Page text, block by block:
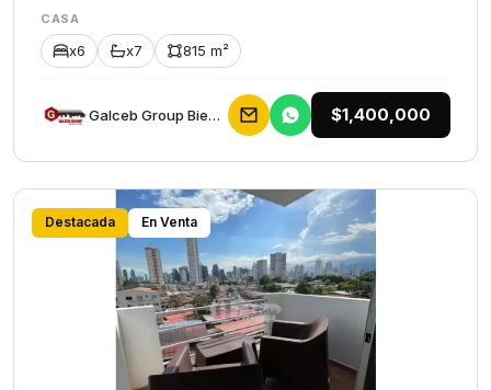
CASA
x6 x7 815 m²
Galceb Group Bienes Raices $1,400,000
Destacada En Venta